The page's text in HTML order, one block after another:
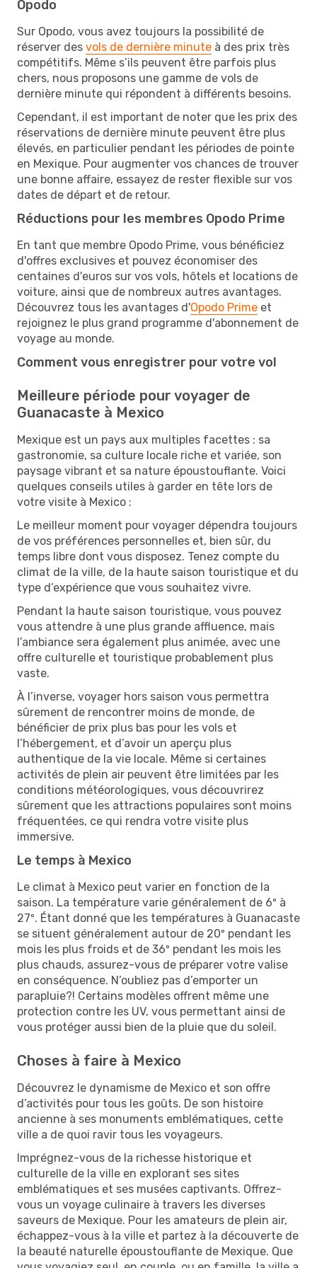
Opodo
Sur Opodo, vous avez toujours la possibilité de
réserver des vols de dernière minute à des prix très
compétitifs. Même s’ils peuvent être parfois plus
chers, nous proposons une gamme de vols de
dernière minute qui répondent à différents besoins.
Cependant, il est important de noter que les prix des
réservations de dernière minute peuvent être plus
élevés, en particulier pendant les périodes de pointe
en Mexique. Pour augmenter vos chances de trouver
une bonne affaire, essayez de rester flexible sur vos
dates de départ et de retour.
Réductions pour les membres Opodo Prime
En tant que membre Opodo Prime, vous bénéficiez
d'offres exclusives et pouvez économiser des
centaines d'euros sur vos vols, hôtels et locations de
voiture, ainsi que de nombreux autres avantages.
Découvrez tous les avantages d'Opodo Prime et
rejoignez le plus grand programme d'abonnement de
voyage au monde.
Comment vous enregistrer pour votre vol
Meilleure période pour voyager de
Guanacaste à Mexico
Mexique est un pays aux multiples facettes : sa
gastronomie, sa culture locale riche et variée, son
paysage vibrant et sa nature époustouflante. Voici
quelques conseils utiles à garder en tête lors de
votre visite à Mexico :
Le meilleur moment pour voyager dépendra toujours
de vos préférences personnelles et, bien sûr, du
temps libre dont vous disposez. Tenez compte du
climat de la ville, de la haute saison touristique et du
type d’expérience que vous souhaitez vivre.
Pendant la haute saison touristique, vous pouvez
vous attendre à une plus grande affluence, mais
l’ambiance sera également plus animée, avec une
offre culturelle et touristique probablement plus
vaste.
À l’inverse, voyager hors saison vous permettra
sûrement de rencontrer moins de monde, de
bénéficier de prix plus bas pour les vols et
l’hébergement, et d’avoir un aperçu plus
authentique de la vie locale. Même si certaines
activités de plein air peuvent être limitées par les
conditions météorologiques, vous découvrirez
sûrement que les attractions populaires sont moins
fréquentées, ce qui rendra votre visite plus
immersive.
Le temps à Mexico
Le climat à Mexico peut varier en fonction de la
saison. La température varie généralement de 6º à
27º. Étant donné que les températures à Guanacaste
se situent généralement autour de 20º pendant les
mois les plus froids et de 36º pendant les mois les
plus chauds, assurez-vous de préparer votre valise
en conséquence. N’oubliez pas d’emporter un
parapluie?! Certains modèles offrent même une
protection contre les UV, vous permettant ainsi de
vous protéger aussi bien de la pluie que du soleil.
Choses à faire à Mexico
Découvrez le dynamisme de Mexico et son offre
d’activités pour tous les goûts. De son histoire
ancienne à ses monuments emblématiques, cette
ville a de quoi ravir tous les voyageurs.
Imprégnez-vous de la richesse historique et
culturelle de la ville en explorant ses sites
emblématiques et ses musées captivants. Offrez-
vous un voyage culinaire à travers les diverses
saveurs de Mexique. Pour les amateurs de plein air,
échappez-vous à la ville et partez à la découverte de
la beauté naturelle époustouflante de Mexique. Que